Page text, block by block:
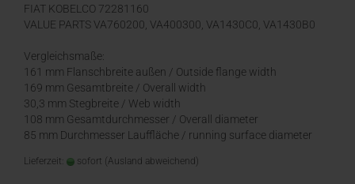
FIAT KOBELCO 72281160
VALUE PARTS VA760200, VA400300, VA1430C0, VA1430B0
Vergleichsmaße:
161 mm Flanschbreite außen / Outside flange width
169 mm Gesamtbreite / Overall width
30,3 mm Stegbreite / Web width
108 mm Gesamtdurchmesser / Overall diameter
85 mm Durchmesser Lauffläche / running surface diameter
Lieferzeit: sofort (Ausland abweichend)